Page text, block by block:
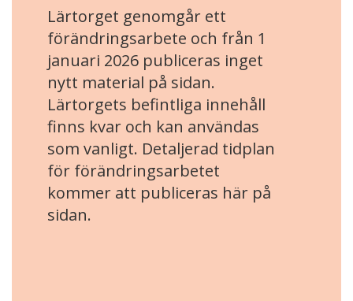
Lärtorget genomgår ett
förändringsarbete och från 1
januari 2026 publiceras inget
nytt material på sidan.
Lärtorgets befintliga innehåll
finns kvar och kan användas
som vanligt. Detaljerad tidplan
för förändringsarbetet
kommer att publiceras här på
sidan.